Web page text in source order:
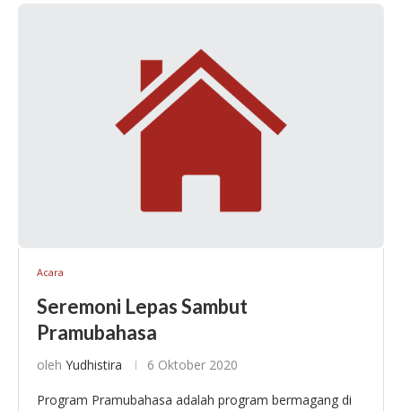
Acara
Seremoni Lepas Sambut
Pramubahasa
oleh Yudhistira 6 Oktober 2020
Program Pramubahasa adalah program bermagang di